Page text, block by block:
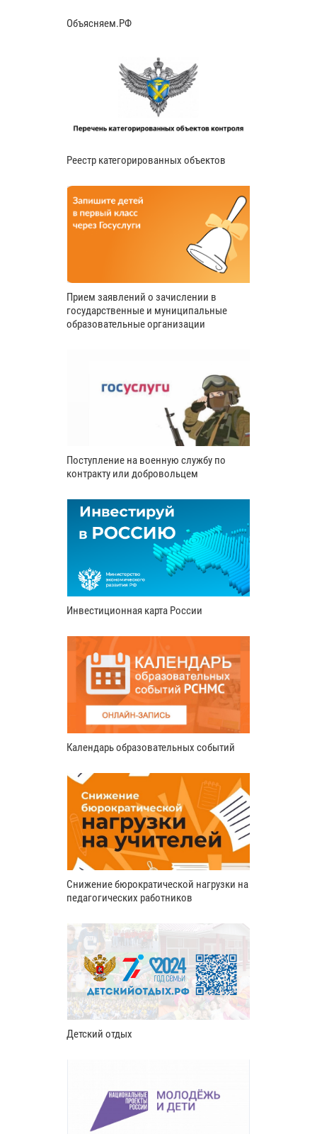
Объясняем.РФ
Реестр категорированных объектов
Прием заявлений о зачислении в
государственные и муниципальные
образовательные организации
Поступление на военную службу по
контракту или добровольцем
Инвестиционная карта России
Календарь образовательных событий
Снижение бюрократической нагрузки на
педагогических работников
Детский отдых